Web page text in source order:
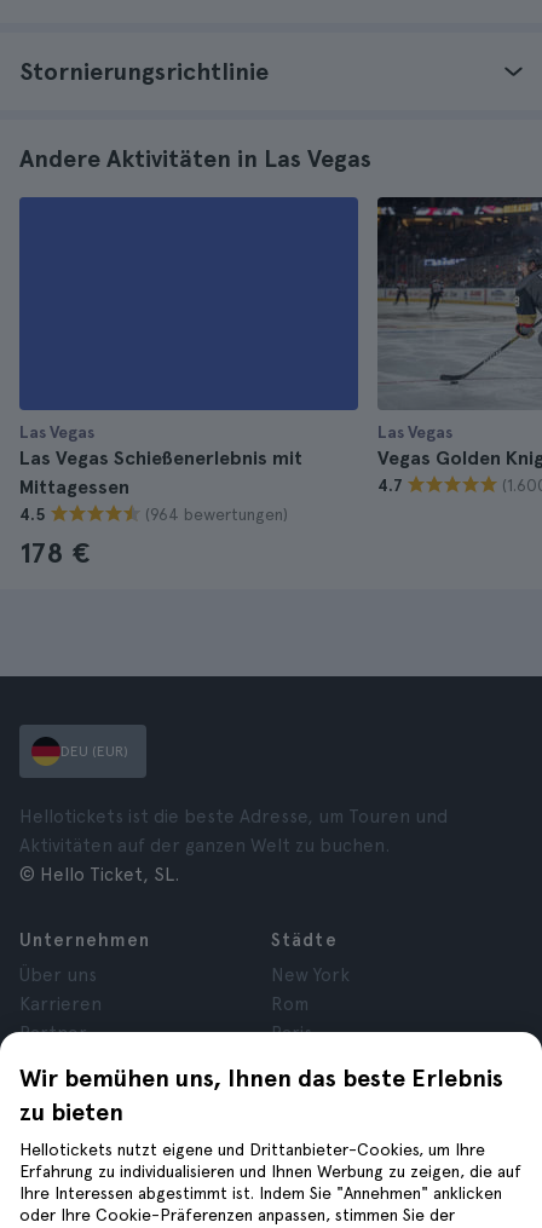
Stornierungsrichtlinie
Andere Aktivitäten in Las Vegas
Las Vegas
Las Vegas Schießenerlebnis mit
Mittagessen
4.5 (964 bewertungen)
178 €
Las Vegas
Vegas Golden
4.7
Wir bemühen uns, Ihnen das beste Erlebnis
zu bieten
Hellotickets nutzt eigene und Drittanbieter-Cookies, um Ihre
Erfahrung zu individualisieren und Ihnen Werbung zu zeigen, die auf
Ihre Interessen abgestimmt ist. Indem Sie "Annehmen" anklicken
oder Ihre Cookie-Präferenzen anpassen, stimmen Sie der
DEU (EUR)
Hellotickets ist die beste Adresse, um Touren und
Aktivitäten auf der ganzen Welt zu buchen.
© Hello Ticket, SL.
Unternehmen
Über uns
Karrieren
Partner
Datenschutz
Allgemeine
Geschäftsbedingungen
Cookies
Impressum
Städte
New York
Rom
Paris
Granada
Teneriffa